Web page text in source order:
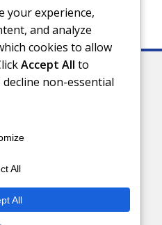
Media Siber
With Us
your experience,
and analyze
cookies to allow
Accept All to
non-essential
All
All